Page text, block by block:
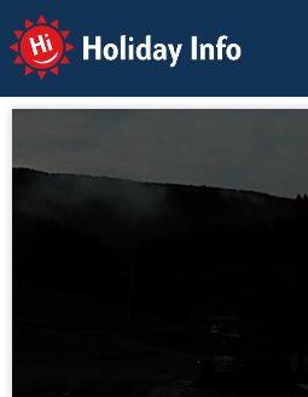
Holiday Info